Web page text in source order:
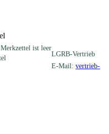
ist leer
LGRB-Vertrieb
E-Mail: vertrieb-